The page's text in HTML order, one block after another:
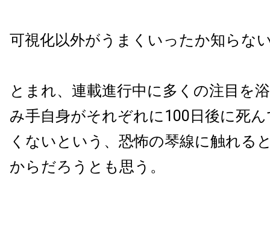
可視化以外がうまくいったか知らな
とまれ、連載進行中に多くの注目を
み手自身がそれぞれに100日後に死
くないという、恐怖の琴線に触れる
からだろうとも思う。